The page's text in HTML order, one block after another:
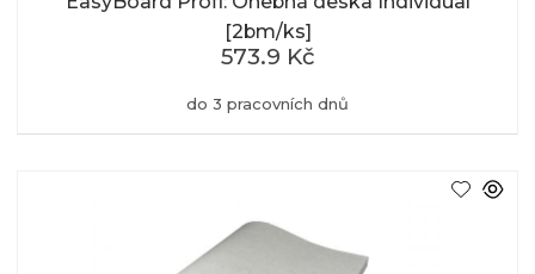
[2bm/ks]
do 3 pracovních dnů
573.9 Kč